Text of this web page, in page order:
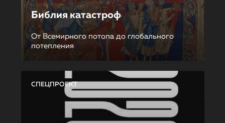
Библия катастроф
От Всемирного потопа до глобального
потепления
СПЕЦПРОЕКТ